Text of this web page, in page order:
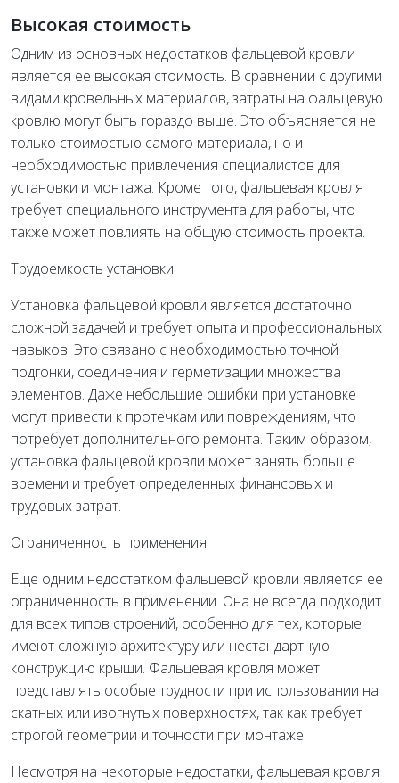
Высокая стоимость
Одним из основных недостатков фальцевой кровли
является ее высокая стоимость. В сравнении с другими
видами кровельных материалов, затраты на фальцевую
кровлю могут быть гораздо выше. Это объясняется не
только стоимостью самого материала, но и
необходимостью привлечения специалистов для
установки и монтажа. Кроме того, фальцевая кровля
требует специального инструмента для работы, что
также может повлиять на общую стоимость проекта.
Трудоемкость установки
Установка фальцевой кровли является достаточно
сложной задачей и требует опыта и профессиональных
навыков. Это связано с необходимостью точной
подгонки, соединения и герметизации множества
элементов. Даже небольшие ошибки при установке
могут привести к протечкам или повреждениям, что
потребует дополнительного ремонта. Таким образом,
установка фальцевой кровли может занять больше
времени и требует определенных финансовых и
трудовых затрат.
Ограниченность применения
Еще одним недостатком фальцевой кровли является ее
ограниченность в применении. Она не всегда подходит
для всех типов строений, особенно для тех, которые
имеют сложную архитектуру или нестандартную
конструкцию крыши. Фальцевая кровля может
представлять особые трудности при использовании на
скатных или изогнутых поверхностях, так как требует
строгой геометрии и точности при монтаже.
Несмотря на некоторые недостатки, фальцевая кровля